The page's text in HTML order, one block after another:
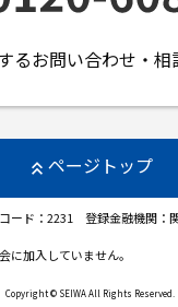
るお問い合わせ・相
ページトップ
ード：2231 登録金融機関：
に加入していません。
Copyright © SEIWA All Rights Reserved.